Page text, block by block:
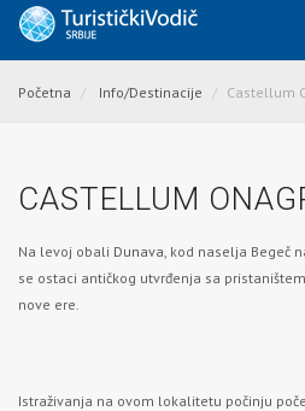
Početna Info/Destinacije Castellum
CASTELLUM
Na levoj obali Dunava, kod naselja Begeč
se ostaci antičkog utvrđenja sa
nove ere.
Istraživanja na ovom lokalitetu počinju